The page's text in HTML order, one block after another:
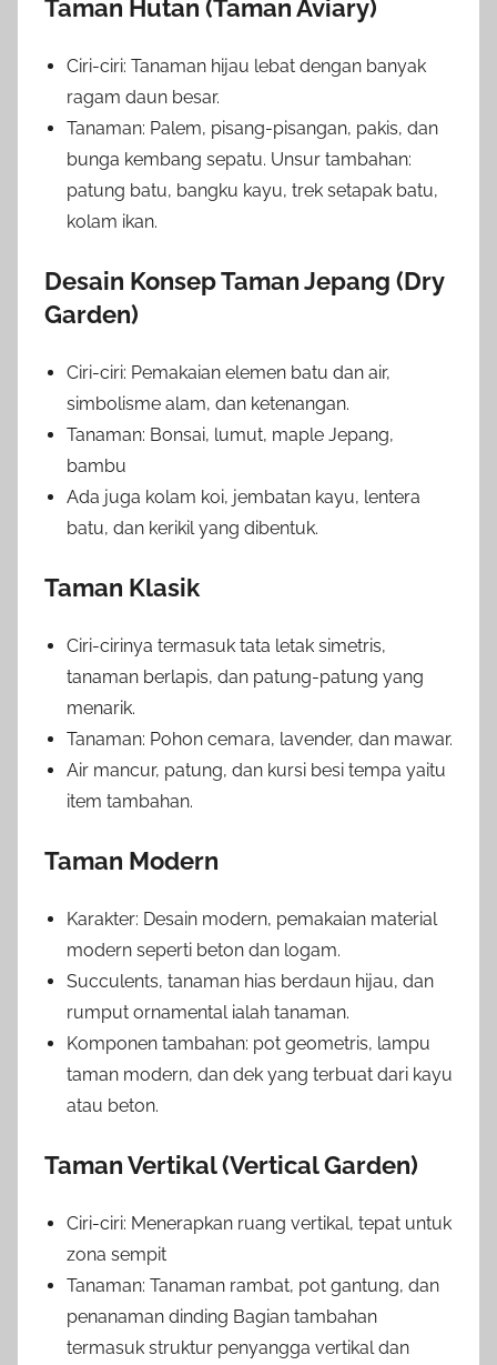
Taman Hutan (Taman Aviary)
Ciri-ciri: Tanaman hijau lebat dengan banyak
ragam daun besar.
Tanaman: Palem, pisang-pisangan, pakis, dan
bunga kembang sepatu. Unsur tambahan:
patung batu, bangku kayu, trek setapak batu,
kolam ikan.
Desain Konsep Taman Jepang (Dry
Garden)
Ciri-ciri: Pemakaian elemen batu dan air,
simbolisme alam, dan ketenangan.
Tanaman: Bonsai, lumut, maple Jepang,
bambu
Ada juga kolam koi, jembatan kayu, lentera
batu, dan kerikil yang dibentuk.
Taman Klasik
Ciri-cirinya termasuk tata letak simetris,
tanaman berlapis, dan patung-patung yang
menarik.
Tanaman: Pohon cemara, lavender, dan mawar.
Air mancur, patung, dan kursi besi tempa yaitu
item tambahan.
Taman Modern
Karakter: Desain modern, pemakaian material
modern seperti beton dan logam.
Succulents, tanaman hias berdaun hijau, dan
rumput ornamental ialah tanaman.
Komponen tambahan: pot geometris, lampu
taman modern, dan dek yang terbuat dari kayu
atau beton.
Taman Vertikal (Vertical Garden)
Ciri-ciri: Menerapkan ruang vertikal, tepat untuk
zona sempit
Tanaman: Tanaman rambat, pot gantung, dan
penanaman dinding Bagian tambahan
termasuk struktur penyangga vertikal dan